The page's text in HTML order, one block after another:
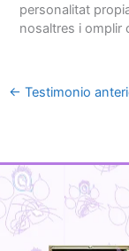
personalitat
nosaltres i omplir
← Testimonio